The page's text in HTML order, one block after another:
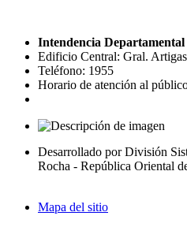
Intendencia Departamental
Edificio Central: Gral.
Teléfono: 1955
Horario de atención al
Desarrollado por División
Rocha - República Oriental
Mapa del sitio